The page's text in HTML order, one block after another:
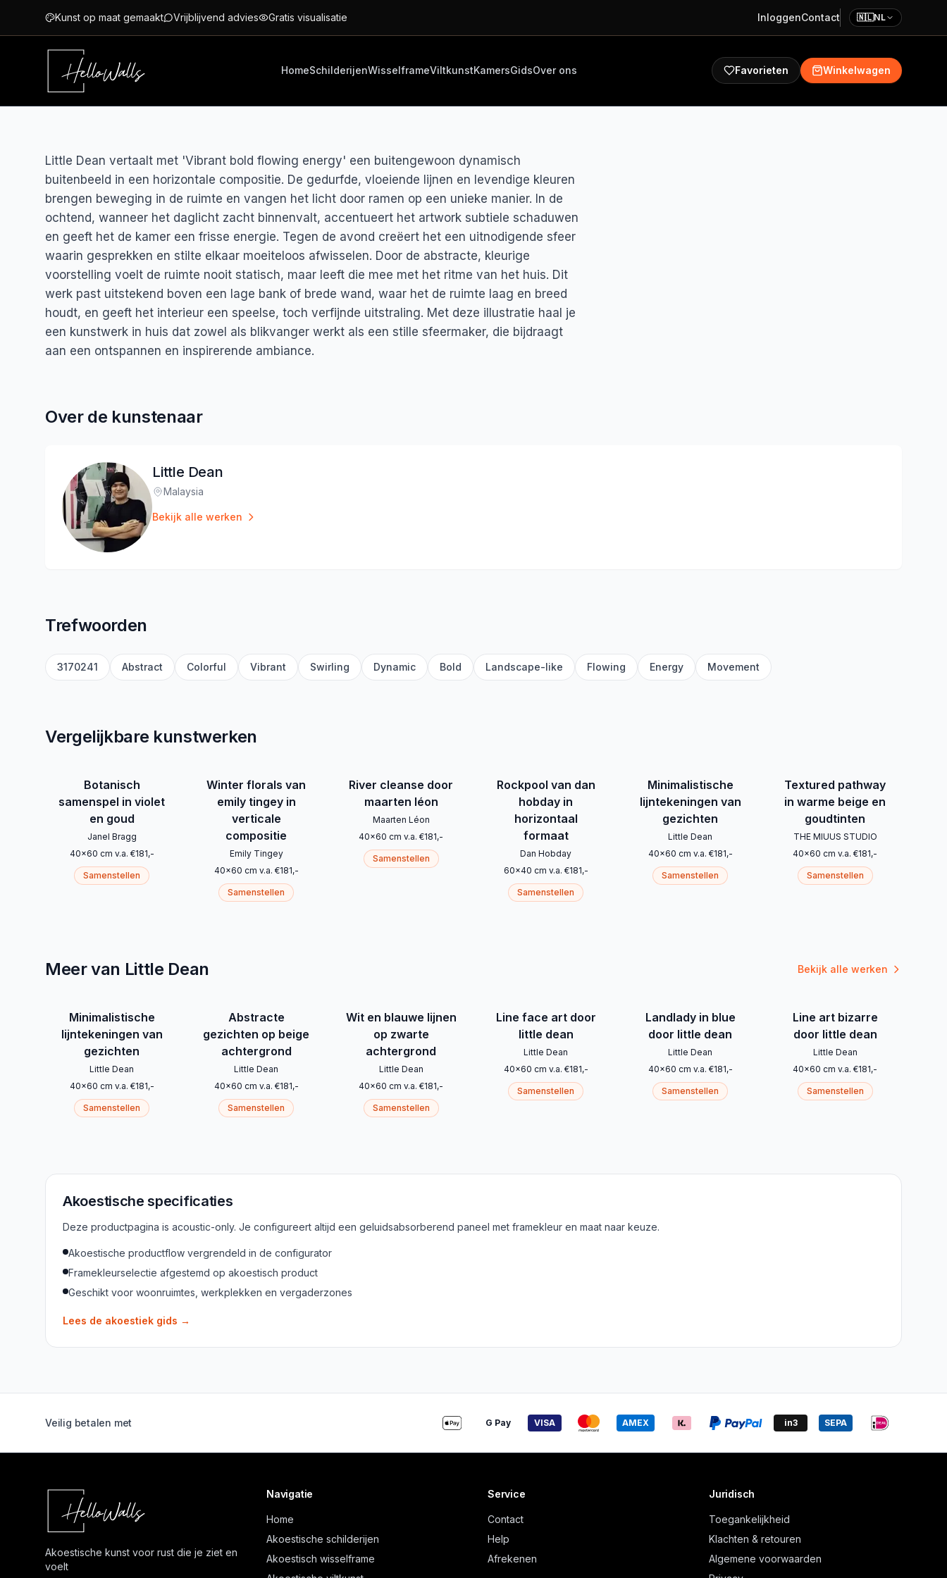
Kunst op maat gemaakt Vrijblijvend advies Gratis visualisatie InloggenContact 🇳🇱NL
HomeSchilderijenWisselframeViltkunstKamersGidsOver ons Favorieten Winkelwagen
Little Dean vertaalt met 'Vibrant bold flowing energy' een buitengewoon dynamisch
buitenbeeld in een horizontale compositie. De gedurfde, vloeiende lijnen en levendige kleuren
brengen beweging in de ruimte en vangen het licht door ramen op een unieke manier. In de
ochtend, wanneer het daglicht zacht binnenvalt, accentueert het artwork subtiele schaduwen
en geeft het de kamer een frisse energie. Tegen de avond creëert het een uitnodigende sfeer
waarin gesprekken en stilte elkaar moeiteloos afwisselen. Door de abstracte, kleurige
voorstelling voelt de ruimte nooit statisch, maar leeft die mee met het ritme van het huis. Dit
werk past uitstekend boven een lage bank of brede wand, waar het de ruimte laag en breed
houdt, en geeft het interieur een speelse, toch verfijnde uitstraling. Met deze illustratie haal je
een kunstwerk in huis dat zowel als blikvanger werkt als een stille sfeermaker, die bijdraagt
aan een ontspannen en inspirerende ambiance.
Over de kunstenaar
Little Dean
Locatie:
Malaysia
Bekijk alle werken
Trefwoorden
3170241 Abstract Colorful Vibrant Swirling Dynamic Bold Landscape-like Flowing Energy Movement
Vergelijkbare kunstwerken
Botanisch
samenspel in violet
en goud
Janel Bragg
40x60 cm v.a. €181,-
Samenstellen
Winter florals van
emily tingey in
verticale
compositie
Emily Tingey
40x60 cm v.a. €181,-
Samenstellen
River cleanse door
maarten léon
Maarten Léon
40x60 cmv.a. €181,-
Samenstellen
Rockpool van dan
hobday in
horizontaal
formaat
Dan Hobday
60x40 cm v.a. €181,-
Samenstellen
Minimalistische
lijntekeningen van
gezichten
Little Dean
40x60 cm v.a. €181,-
Samenstellen
Textured pathway
in warme beige en
goudtinten
THE MIUUS STUDIO
40x60 cmv.a. €181,-
Samenstellen
Meer van Little Dean Bekijk alle werken
Minimalistische
lijntekeningen van
gezichten
Little Dean
40x60 cm v.a. €181,-
Samenstellen
Abstracte
gezichten op beige
achtergrond
Little Dean
40x60 cm v.a. €181,-
Samenstellen
Wit en blauwe lijnen
op zwarte
achtergrond
Little Dean
40x60 cmv.a. €181,-
Samenstellen
Line face art door
little dean
Little Dean
40x60 cm v.a. €181,-
Samenstellen
Landlady in blue
door little dean
Little Dean
40x60 cm v.a. €181,-
Samenstellen
Line art bizarre
door little dean
Little Dean
40x60 cmv.a. €181,-
Samenstellen
Akoestische specificaties
Deze productpagina is acoustic-only. Je configureert altijd een geluidsabsorberend paneel met framekleur en maat naar keuze.
Akoestische productflow vergrendeld in de configurator
Framekleurselectie afgestemd op akoestisch product
Geschikt voor woonruimtes, werkplekken en vergaderzones
Lees de akoestiek gids →
Veilig betalen met G Pay VISA AMEX in3 SEPA
Akoestische kunst voor rust die je ziet en
voelt
Navigatie
Home
Akoestische schilderijen
Akoestisch wisselframe
Service
Contact
Help
Afrekenen
Juridisch
Toegankelijkheid
Klachten & retouren
Algemene voorwaarden